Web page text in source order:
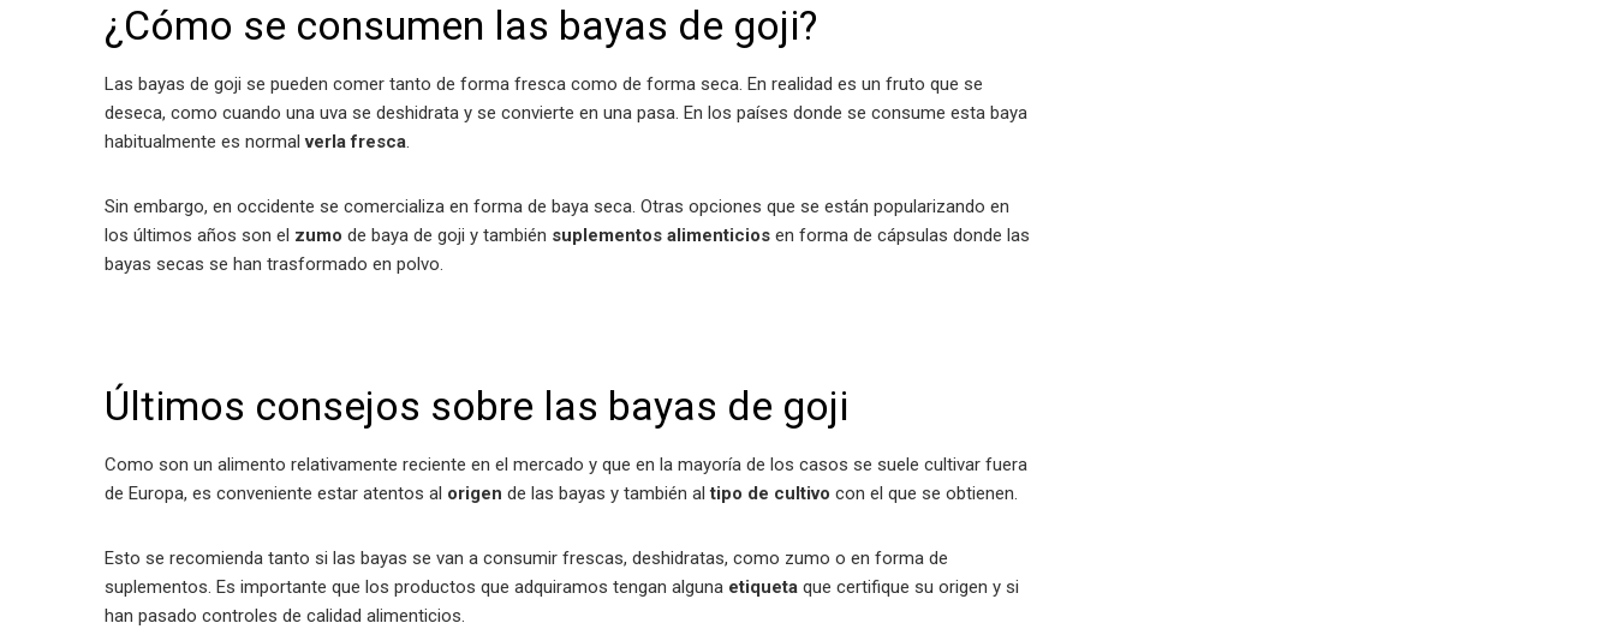
¿Cómo se consumen las bayas de goji?
Las bayas de goji se pueden comer tanto de forma fresca como de forma seca. En realidad es un fruto que se
deseca, como cuando una uva se deshidrata y se convierte en una pasa. En los países donde se consume esta baya
habitualmente es normalverla fresca.
Sin embargo, en occidente se comercializa en forma de baya seca. Otras opciones que se están popularizando en
los últimos años son el zumo de baya de goji y también suplementos alimenticios en forma de cápsulas donde las
bayas secas se han trasformado en polvo.
Últimos consejos sobre las bayas de goji
Como son un alimento relativamente reciente en el mercado y que en la mayoría de los casos se suele cultivar fuera
de Europa, es conveniente estar atentos al origen de las bayas y también altipo de cultivo con el que se obtienen.
Esto se recomienda tanto si las bayas se van a consumir frescas, deshidratas, como zumo o en forma de
suplementos. Es importante que los productos que adquiramos tengan alguna etiqueta que certifique su origen y si
han pasado controles de calidad alimenticios.